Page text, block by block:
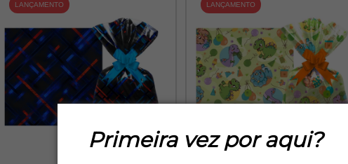
Primeira vez por aqui?
LANÇAMENTO LANÇAMENTO